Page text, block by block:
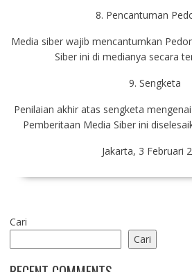
8. Pencantuman
Media siber wajib mencantumkan
Siber ini di medianya secara
9. Sengketa
Penilaian akhir atas sengketa
Pemberitaan Media Siber ini
Jakarta, 3 Februari
Cari
Cari